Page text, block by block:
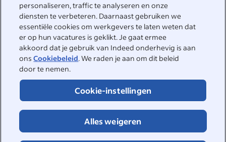
personaliseren, traffic te analyseren en onze
diensten te verbeteren. Daarnaast gebruiken we
essentiële cookies om werkgevers te laten weten dat
er op hun vacatures is geklikt. Je gaat ermee
akkoord dat je gebruik van Indeed onderhevig is aan
onsCookiebeleid. We raden je aan om dit beleid
door te nemen.
Cookie-instellingen
Alles weigeren
We helpen je graag
Bezoek het Helpcenter voor antwoorden op veelgestelde
vragen of neem rechtstreeks contact met ons op.
Helpcenter
Contact opnemen